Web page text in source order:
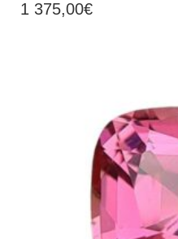
1 375,00€